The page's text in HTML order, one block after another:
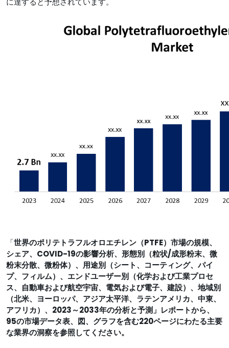
「世界のポリテトラフルオロエチレン（PTFE）市場の規模、
シェア、COVID-19の影響分析、 形態別（粒状/成形粉末、微
粉末分散、微粉体） 、用途別（シート、コーティング、パイ
プ、フィルム）、 エンドユーザー別（化学および工業プロセ
ス、自動車および航空宇宙、電気および電子、建設）、地域別
（北米、ヨーロッパ、アジア太平洋、ラテンアメリカ、中東、
アフリカ）、2023～2033年の分析と予測」レポートから、
95の市場データ表、図、グラフを含む220ページにわたる主要
な業界の洞察を参照してください。